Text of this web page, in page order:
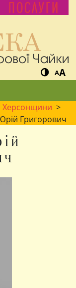
ПОСЛУГИ
AA
Херсонщини >
Григорович